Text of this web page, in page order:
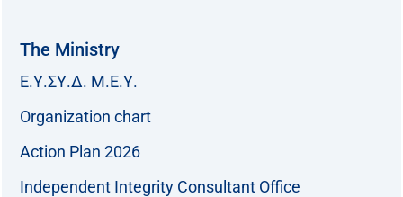
The Ministry
Ε.Υ.ΣΥ.Δ. Μ.Ε.Υ.
Organization chart
Action Plan 2026
Independent Integrity Consultant Office